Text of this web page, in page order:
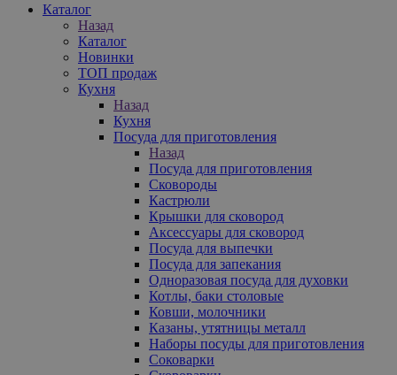
Каталог
Назад
Каталог
Новинки
ТОП продаж
Кухня
Назад
Кухня
Посуда для приготовления
Назад
Посуда для приготовления
Сковороды
Кастрюли
Крышки для сковород
Аксессуары для сковород
Посуда для выпечки
Посуда для запекания
Одноразовая посуда для духовки
Котлы, баки столовые
Ковши, молочники
Казаны, утятницы металл
Наборы посуды для приготовления
Соковарки